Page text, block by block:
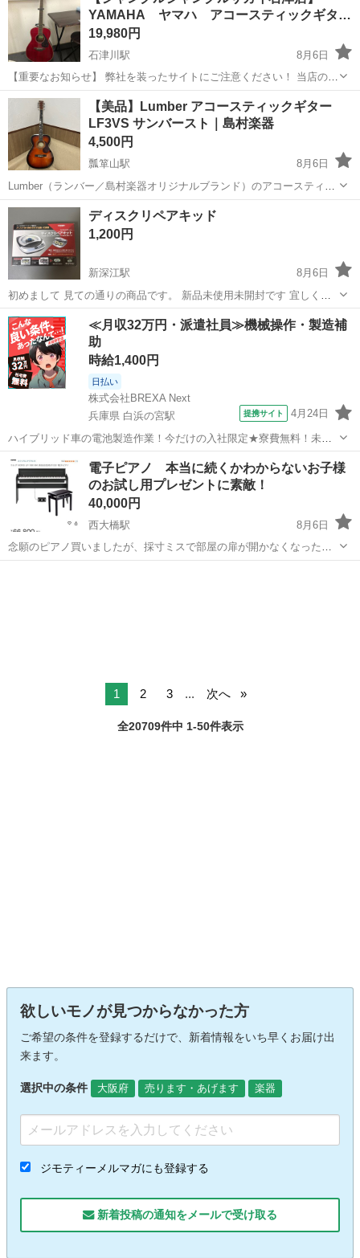
ん。 偽サイトでの注文や...YAMAHA ヤマハ アコースティックギタ…
19,980円
石津川駅
8月6日
【重要なお知らせ】 弊社を装ったサイトにご注意ください！ 当店のジ
モティー出品情報・画像が、複数のサイトに転載されていることが確
認されています。 これらのサイトは、当店とは一切関係がございませ
ん。 偽サイトでの注...
大阪 堺市 石津川駅 弦楽器、ギター
【美品】Lumber アコースティックギター
LF3VS サンバースト｜島村楽器
4,500円
瓢箪山駅
8月6日
Lumber（ランバー／島村楽器オリジナルブランド）のアコースティッ
クギター LF3VS をお譲りします。 ■ 商品情報 ・メーカー：
Lumber（島村楽器） ・モデル：LF3VS ・シリアル：10531151 ・カラ
ー：...
大阪 東大阪市 瓢箪山駅 弦楽器、ギター
ディスクリペアキッド
1,200円
新深江駅
8月6日
初めまして 見ての通りの商品です。 新品未使用未開封です 宜しくお
願い致します🙇‍♀️
大阪 大阪市 新深江駅 その他
≪月収32万円・派遣社員≫機械操作・製造補
助
時給1,400円
日払い
株式会社BREXA Next
兵庫県 白浜の宮駅
提携サイト 4月24日
ハイブリッド車の電池製造作業！今だけの入社限定★寮費無料！未経
験活躍中★20～50代の男性活躍中！安定企業で長期で働きたい方オス
スメ！年間休日130日！正社員登用制度あり！マイカー通勤OK！ワン
ルーム寮完備！《兵庫県姫路市》...
兵庫 姫路市 白浜の宮駅 その他
電子ピアノ 本当に続くかわからないお子様
のお試し用プレゼントに素敵！
40,000円
西大橋駅
8月6日
念願のピアノ買いましたが、採寸ミスで部屋の扉が開かなくなった
為、もう他に設置場所がないので泣く泣く出品します。。 届いてから
1 2 3 ... 次へ
全20709件中 1-50件表示
欲しいモノが見つからなかった方
ご希望の条件を登録するだけで、新着情報をいち早くお届け出
来ます。
選択中の条件 大阪府 売ります・あげます 楽器
ジモティーメルマガにも登録する
新着投稿の通知をメールで受け取る